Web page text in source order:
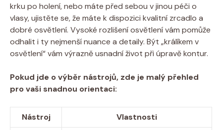
krku po holení, nebo máte před sebou v jinou péči o
vlasy, ujistěte se, že máte k dispozici kvalitní zrcadlo a
dobré osvětlení. Vysoké rozlišení osvětlení vám pomůže
odhalit i ty nejmenší nuance a detaily. Být „králíkem v
osvětlení“ vám výrazně usnadní život při úpravě kontur.
Pokud jde o výběr nástrojů, zde je malý přehled
pro vaši snadnou orientaci:
Nástroj
Vlastnosti